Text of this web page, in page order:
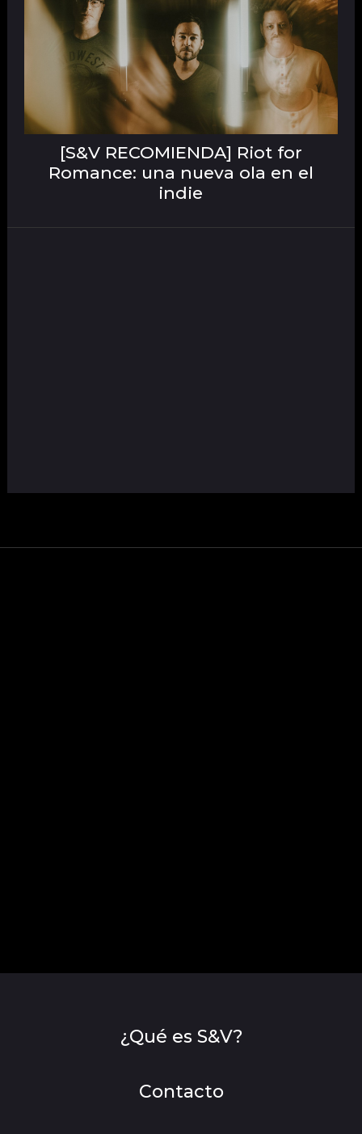
[S&V RECOMIENDA] Riot for
Romance: una nueva ola en el
indie
¿Qué es S&V?
Contacto